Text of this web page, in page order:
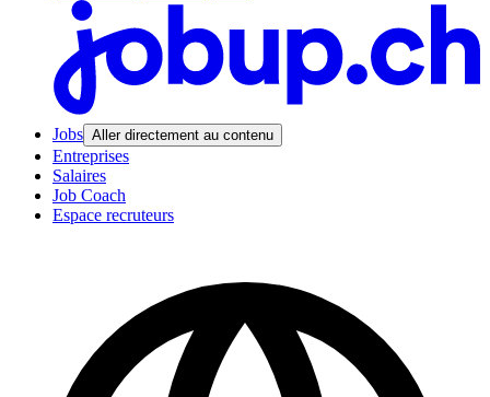
Jobs Aller directement au contenu
Entreprises
Salaires
Job Coach
Espace recruteurs